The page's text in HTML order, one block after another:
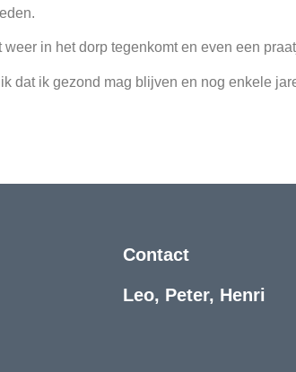
in het dorp tegenkomt en even een
dat ik gezond mag blijven en nog enkele
Contact
Leo, Peter, Henri